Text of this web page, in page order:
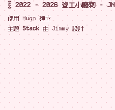
© 2022 - 2026 資工小廢物 - JN
使用 Hugo 建立
主題 Stack 由 Jimmy 設計